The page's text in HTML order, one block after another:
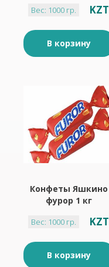
Вес: 1000 гр. KZT
В корзину
Конфеты Яшкино
фурор 1 кг
Вес: 1000 гр. KZT
В корзину